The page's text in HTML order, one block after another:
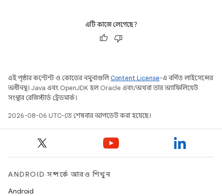
এটি কাজে লেগেছে?
এই পৃষ্ঠার কন্টেন্ট ও কোডের নমুনাগুলিContent License-এ বর্ণিত লাইসেন্সের
অধীনস্থ। Java এবং OpenJDK হল Oracle এবং/অথবা তার অ্যাফিলিয়েট
সংস্থার রেজিস্টার্ড ট্রেডমার্ক।
2026-08-06 UTC-তে শেষবার আপডেট করা হয়েছে।
ANDROID সম্পর্কে আরও শিখুন
Android